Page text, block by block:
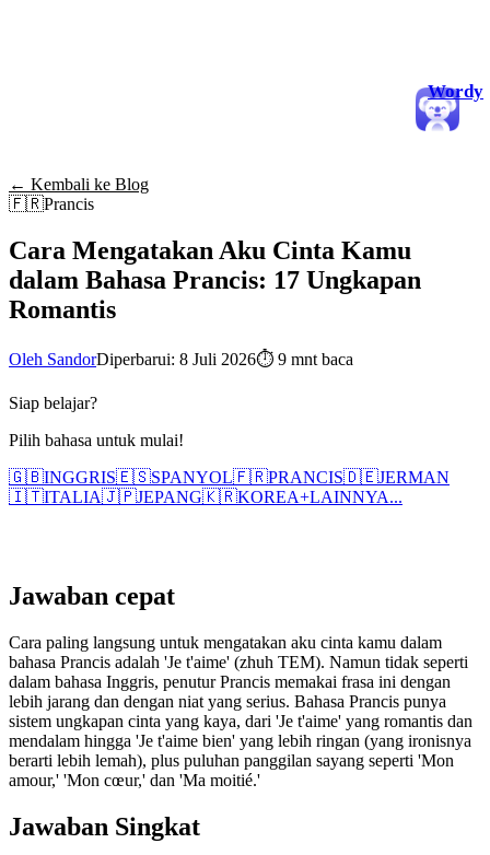
Wordy
← Kembali ke Blog
🇫🇷Prancis
Cara Mengatakan Aku Cinta Kamu
dalam Bahasa Prancis: 17 Ungkapan
Romantis
Oleh SandorDiperbarui: 8 Juli 2026⏱ 9 mnt baca
Siap belajar?
Pilih bahasa untuk mulai!
🇬🇧INGGRIS🇪🇸SPANYOL🇫🇷PRANCIS🇩🇪JERMAN
🇮🇹ITALIA🇯🇵JEPANG🇰🇷KOREA+LAINNYA...
Jawaban cepat
Cara paling langsung untuk mengatakan aku cinta kamu dalam
bahasa Prancis adalah 'Je t'aime' (zhuh TEM). Namun tidak seperti
dalam bahasa Inggris, penutur Prancis memakai frasa ini dengan
lebih jarang dan dengan niat yang serius. Bahasa Prancis punya
sistem ungkapan cinta yang kaya, dari 'Je t'aime' yang romantis dan
mendalam hingga 'Je t'aime bien' yang lebih ringan (yang ironisnya
berarti lebih lemah), plus puluhan panggilan sayang seperti 'Mon
amour,' 'Mon cœur,' dan 'Ma moitié.'
Jawaban Singkat